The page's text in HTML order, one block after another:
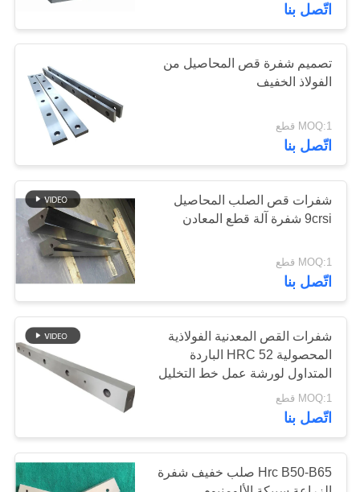
جولة
في
مراقبة
الجودة
القضايا
اطلب
اقتباس
خريطة
الموقع
اتّصل بنا
تصميم شفرة قص المحاصيل من
الفولاذ الخفيف
MOQ:1 قطع
اتّصل بنا
شفرات قص الصلب المحاصيل
9crsi شفرة آلة قطع المعادن
MOQ:1 قطع
اتّصل بنا
شفرات القص المعدنية الفولاذية
المحصولية 52 HRC الباردة
المتداول لورشة عمل خط التخليل
MOQ:1 قطع
اتّصل بنا
Hrc B50-B65 صلب خفيف شفرة